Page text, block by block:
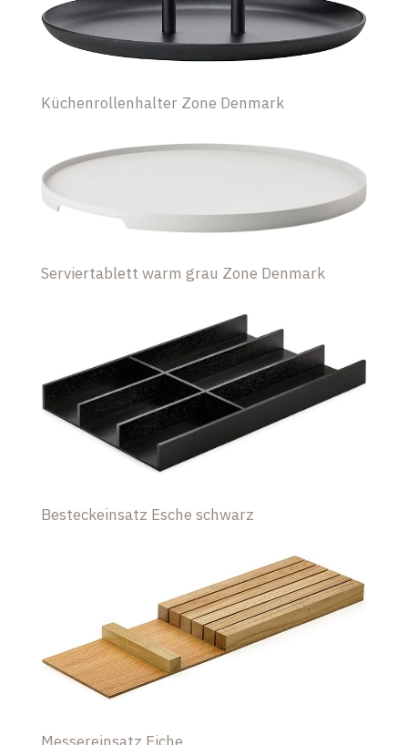
Küchenrollenhalter Zone Denmark
Serviertablett warm grau Zone Denmark
Besteckeinsatz Esche schwarz
Messereinsatz Eiche